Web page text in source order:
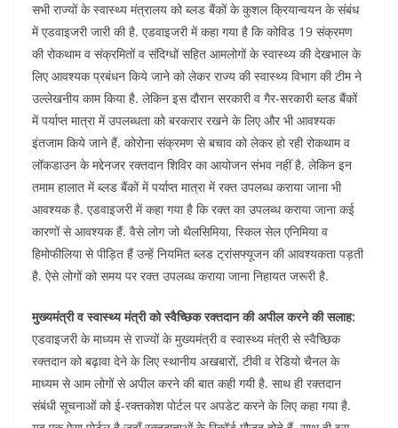
सभी राज्यों के स्वास्थ्य मंत्रालय को ब्लड बैंकों के कुशल क्रियान्वयन के संबंध
में एडवाइजरी जारी की है. एडवाइजरी में कहा गया है कि कोविड 19 संक्रमण
की रोकथाम व संक्रमितों व संदिग्धों सहित आमलोगों के स्वास्थ्य की देखभाल के
लिए आवश्यक प्रबंधन किये जाने को लेकर राज्य की स्वास्थ्य विभाग की टीम ने
उल्लेखनीय काम किया है. लेकिन इस दौरान सरकारी व गैर-सरकारी ब्लड बैंकों
में पर्याप्त मात्रा में उपलब्धता को बरकरार रखने के लिए और भी आवश्यक
इंतजाम किये जाने हैं. कोरोना संक्रमण से बचाव को लेकर हो रही रोकथाम व
लॉकडाउन के मद्देनजर रक्तदान शिविर का आयोजन संभव नहीं है. लेकिन इन
तमाम हालात में ब्लड बैंकों में पर्याप्त मात्रा में रक्त उपलब्ध कराया जाना भी
आवश्यक है. एडवाइजरी में कहा गया है कि रक्त का उपलब्ध कराया जाना कई
कारणों से आवश्यक हैं. वैसे लोग जो थैलसिमिया, स्किल सेल एनिमिया व
हिमोफीलिया से पीड़ित हैं उन्हें नियमित ब्लड ट्रांसफ्यूजन की आवश्यकता पड़ती
है. ऐसे लोगों को समय पर रक्त उपलब्ध कराया जाना निहायत जरूरी है.
मुख्यमंत्री व स्वास्थ्य मंत्री को स्वैच्छिक रक्तदान की अपील करने की सलाह:
एडवाइजरी के माध्यम से राज्यों के मुख्यमंत्री व स्वास्थ्य मंत्री से स्वैच्छिक
रक्तदान को बढ़ावा देने के लिए स्थानीय अखबारों, टीवी व रेडियो चैनल के
माध्यम से आम लोगों से अपील करने की बात कही गयी है. साथ ही रक्तदान
संबंधी सूचनाओं को ई-रक्तकोश पोर्टल पर अपडेट करने के लिए कहा गया है.